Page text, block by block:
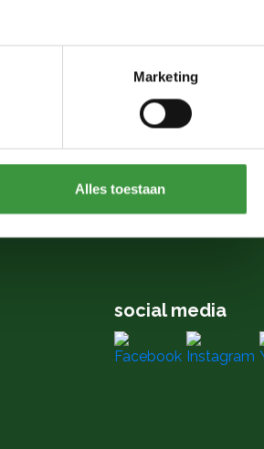
Marketing
Alles toestaan
social media